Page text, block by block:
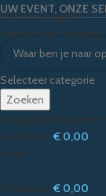
Skip to navigation
Skip to main content
UW EVENT, ONZE
Selecteer categorie
Zoeken
Inloggen / Registreren
0 artikelen € 0,00
Menu
0 artikelen € 0,00